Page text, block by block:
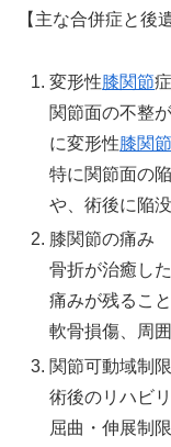
【主な合併症と後
変形性膝関節症
関節面の不整
に変形性膝関
特に関節面の
や、術後に陥
膝関節の痛み
骨折が治癒し
痛みが残るこ
軟骨損傷、周
関節可動域制限
術後のリハビ
屈曲・伸展制